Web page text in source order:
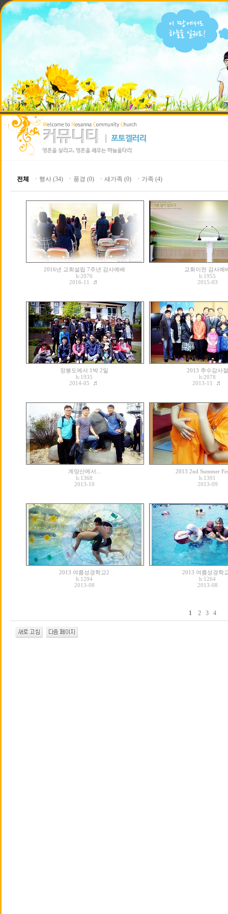
전체 ㆍ 행사 (34) ㆍ 풍경 (0) ㆍ 새가족 (0) ㆍ 가족 (4)
2016년 교회설립 7주년 감사예배
h:2076
2016-11
♬
교회이전 감사예
h:1955
2015-03
장봉도에서 1박 2일
h:1935
2014-05
♬
2013 추수감사절
h:2078
2013-11
♬
계양산에서...
h:1368
2013-10
2013 2nd Summer
h:1391
2013-09
2013 여름성경학교2
h:1294
2013-08
2013 여름성경학
h:1264
2013-08
1 2 3 4